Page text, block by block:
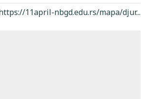
11april-nbgd.edu.rs/mapa/djur...